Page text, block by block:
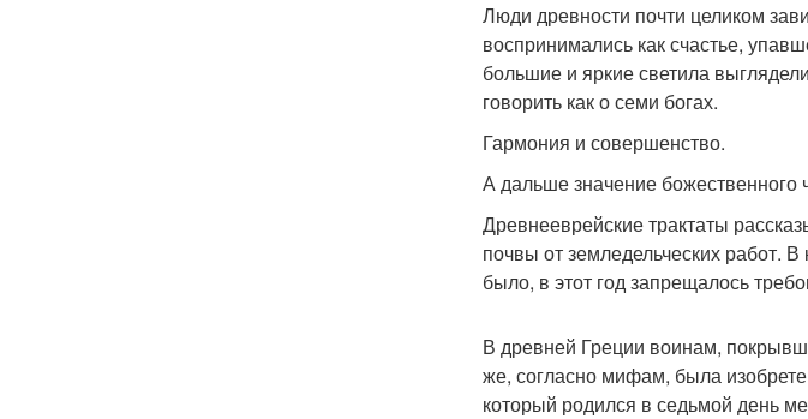
Люди древности почти целиком
воспринимались как счастье,
большие и яркие светила
говорить как о семи богах.
Гармония и совершенство.
А дальше значение божественного
Древнееврейские трактаты
почвы от земледельческих работ.
было, в этот год запрещалось
В древней Греции воинам,
же, согласно мифам, была
который родился в седьмой день